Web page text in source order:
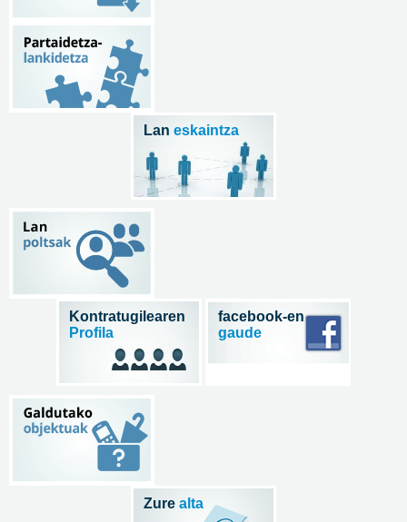
Lan eskaintza
Kontratugilearen
Profila
facebook-en
gaude
Zure alta